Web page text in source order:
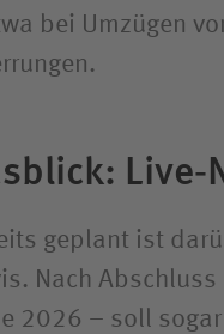
bei Umzügen
geplant ist
Nach
2026 – soll